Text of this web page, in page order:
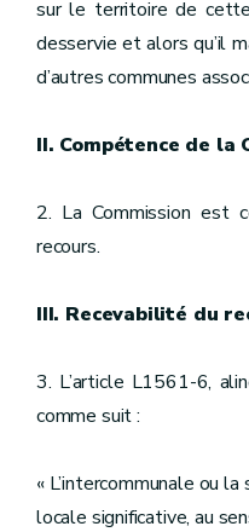
sur le territoire de
desservie et alors qu’il
d’autres communes
II. Compétence de la
2. La Commission est
recours.
III. Recevabilité du
3. L’article L1561-6,
comme suit :
« L’intercommunale ou
locale significative, au